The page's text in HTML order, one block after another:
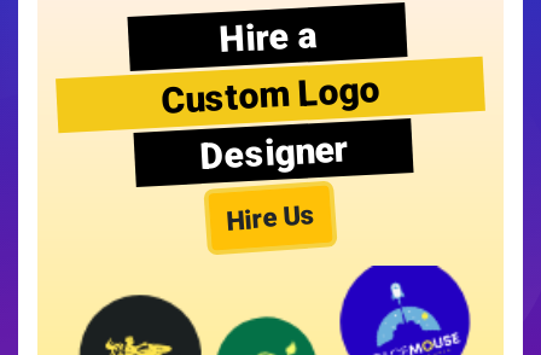
Hire a
Custom Logo
Designer
Hire Us